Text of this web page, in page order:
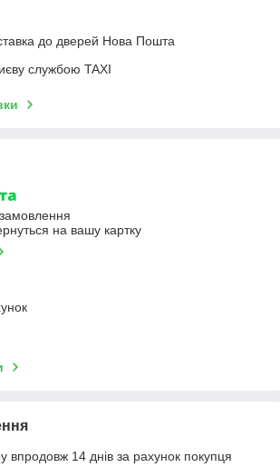
до дверей Нова Пошта
службою TAXI
на вашу картку
впродовж 14 днів за рахунок покупця